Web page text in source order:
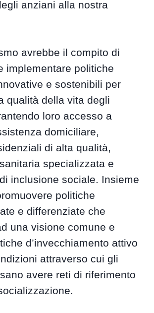
anziani alla nostra
avrebbe il compito di
implementare politiche
e sostenibili per
qualità della vita degli
loro accesso a
domiciliare,
di alta qualità,
specializzata e
inclusione sociale. Insieme
politiche
e differenziate che
una visione comune e
d’invecchiamento attivo
attraverso cui gli
avere reti di riferimento